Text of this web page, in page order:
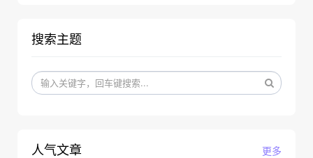
搜索主题
更多
人气文章